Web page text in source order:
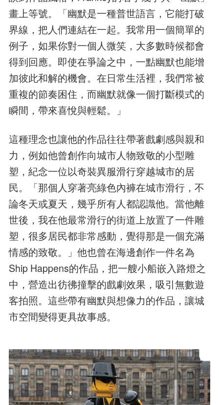
畫上等號。「幽默是一種普世語言，它能打破
界線，把人們連結在一起。我常用一個簡單的
例子，如果你對一個人微笑，大多數時候都會
得到回應。即使在爭論之中，一點幽默也能增
加彼此和解的機會。在日常生活裡，我們常被
重複的節奏困住，而幽默就像一個打斷模式的
瞬間，帶來喜悅與輕鬆。」
這種理念也讓他的作品往往帶著戲劇感與親和
力，例如他曾創作向城市人物致敬的小型雕
塑，紀念一位以奇裝異服滑行穿越城市的居
民。「那個人穿著亮綠色內褲在城市滑行，不
論冬天或夏天，幾乎所有人都認識他。當他離
世後，我在他最常滑行的街道上放置了一件雕
塑，很多居民都非常感動，覺得那是一個充滿
情感的致敬。」他也曾在海邊創作一件名為
Ship Happens的作品，把一艘小船嵌入路燈之
中，營造出彷彿撞擊的戲劇效果，吸引無數遊
客拍照。這些帶有幽默與想像力的作品，讓城
市空間變得更具故事感。